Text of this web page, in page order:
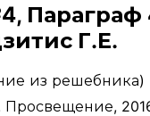
Параграф
Г.Е.
из решебника)